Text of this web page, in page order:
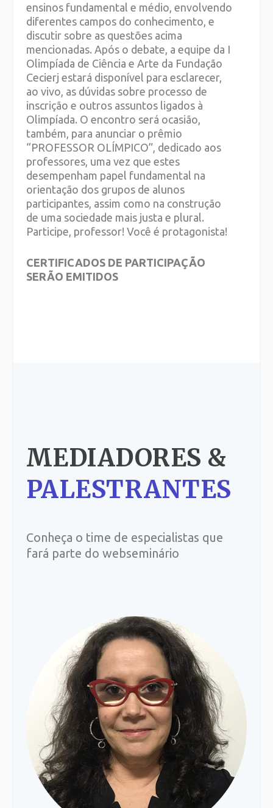
ensinos fundamental e médio, envolvendo
diferentes campos do conhecimento, e
discutir sobre as questões acima
mencionadas. Após o debate, a equipe da I
Olimpíada de Ciência e Arte da Fundação
Cecierj estará disponível para esclarecer,
ao vivo, as dúvidas sobre processo de
inscrição e outros assuntos ligados à
Olimpíada. O encontro será ocasião,
também, para anunciar o prêmio
“PROFESSOR OLÍMPICO”, dedicado aos
professores, uma vez que estes
desempenham papel fundamental na
orientação dos grupos de alunos
participantes, assim como na construção
de uma sociedade mais justa e plural.
Participe, professor! Você é protagonista!
CERTIFICADOS DE PARTICIPAÇÃO
SERÃO EMITIDOS
MEDIADORES &
PALESTRANTES
Conheça o time de especialistas que
fará parte do webseminário